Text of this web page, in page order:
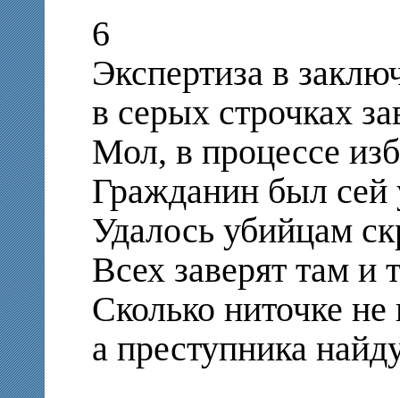
6
Экспертиза в
в серых строчках
Мол, в процессе
Гражданин был сей
Удалось убийцам
Всех заверят там и
Сколько ниточке не
а преступника